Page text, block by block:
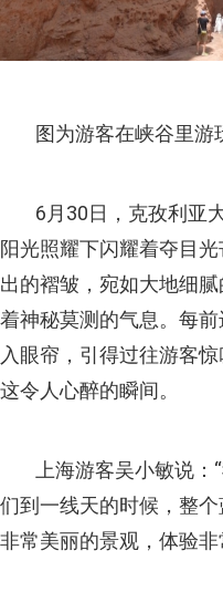
图为游客在峡谷里游
6月30日，克孜利亚
阳光照耀下闪耀着夺目
出的褶皱，宛如大地细
着神秘莫测的气息。每
入眼帘，引得过往游客
这令人心醉的瞬间。
上海游客吴小敏说
们到一线天的时候，整
非常美丽的景观，体验非